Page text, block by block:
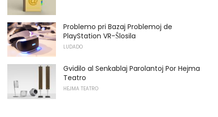
Problemo pri Bazaj Problemoj de
PlayStation VR-Ŝlosila
LUDADO
Gvidilo al Senkablaj Parolantoj Por Hejma
Teatro
HEJMA TEATRO